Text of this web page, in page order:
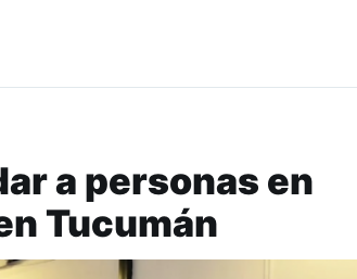
a personas en
Tucumán